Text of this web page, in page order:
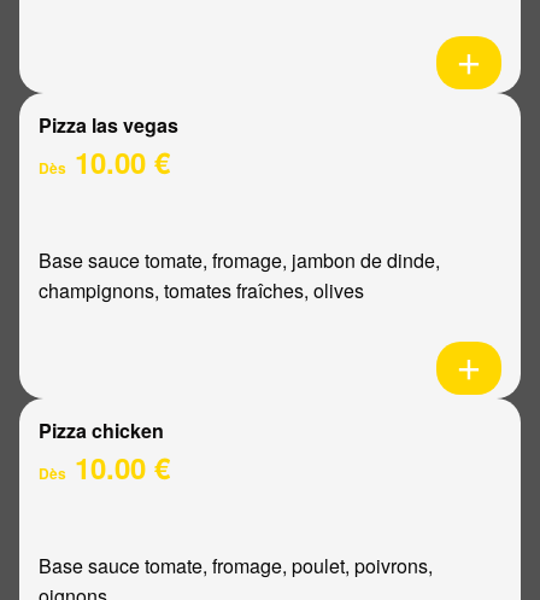
Pizza las vegas
Dès 10.00 €
Base sauce tomate, fromage, jambon de dinde,
champignons, tomates fraîches, olives
Pizza chicken
Dès 10.00 €
Base sauce tomate, fromage, poulet, poivrons,